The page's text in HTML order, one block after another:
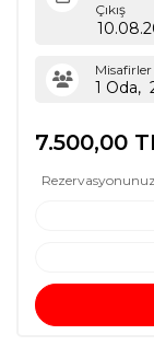
Çıkış
Misafirler
1 Oda,
7.500,00